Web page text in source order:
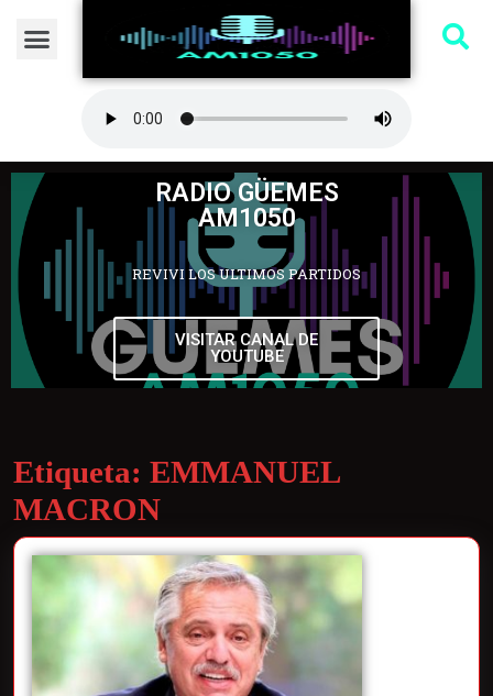
RADIO GÜEMES
AM1050
REVIVI LOS ULTIMOS PARTIDOS
VISITAR CANAL DE
YOUTUBE
Etiqueta: EMMANUEL
MACRON